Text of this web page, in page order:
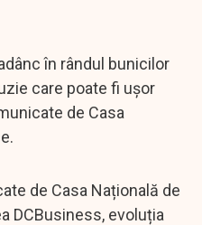
în rândul bunicilor
care poate fi ușor
de Casa
de Casa Națională de
DCBusiness, evoluția